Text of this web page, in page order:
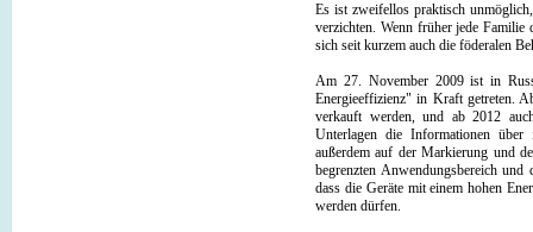
Es ist zweifellos praktisch
verzichten. Wenn früher jede Familie
sich seit kurzem auch die föderalen
Am 27. November 2009 ist in
Energieeffizienz" in Kraft getreten.
verkauft werden, und ab 2012
Unterlagen die Informationen über
außerdem auf der Markierung und
begrenzten Anwendungsbereich
dass die Geräte mit einem hohen
werden dürfen.